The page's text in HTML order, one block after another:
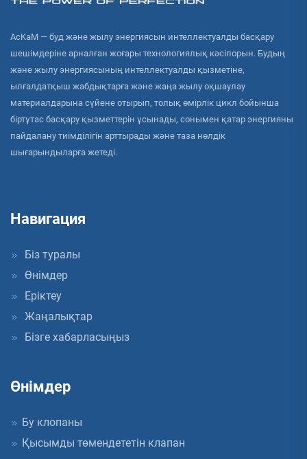
AcKaM — буд және жылу энергиясын интеллектуалды басқару
шешімдеріне арналған жоғары технологиялық кәсіпорын. Будың
және жылу энергиясының интеллектуалды қызметіне,
ылғалдатқыш жабдықтарға және жаңа жылу оқшаулау
материалдарына сүйене отырып, толық өмірлік цикл бойынша
біртұтас басқару қызметтерін ұсынады, сонымен қатар энергияны
пайдалану тиімділігін арттырады және таза нөлдік
шығарындыларға жетеді.
Навигация
Біз туралы
Өнімдер
Еріктеу
Жаңалықтар
Бізге хабарласыңыз
Өнімдер
Бу клопаны
Қысымды төмендететін клапан